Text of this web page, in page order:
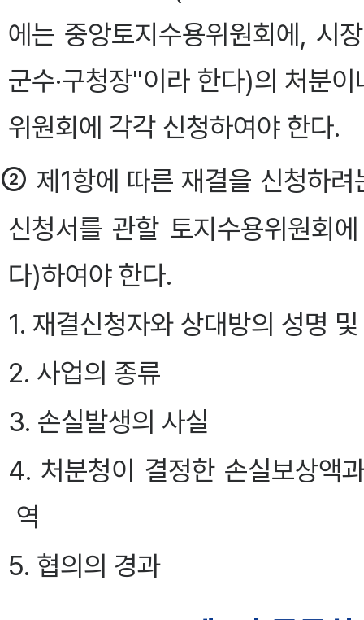
에는 중앙토지수용위원회에, 시
군수·구청장"이라 한다)의 처분
위원회에 각각 신청하여야 한다.
② 제1항에 따른 재결을 신청하
신청서를 관할 토지수용위원회
다)하여야 한다.
1. 재결신청자와 상대방의 성명
2. 사업의 종류
3. 손실발생의 사실
4. 처분청이 결정한 손실보상액
역
5. 협의의 경과